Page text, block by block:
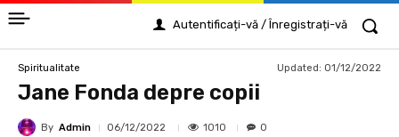
Autentificați-vă / Înregistrați-vă
Spiritualitate Updated: 01/12/2022
Jane Fonda depre copii
By Admin 06/12/2022 1010 0